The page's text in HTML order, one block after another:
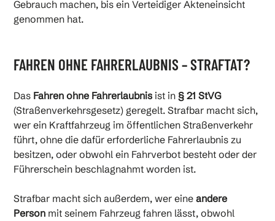
Gebrauch machen, bis ein Verteidiger Akteneinsicht
genommen hat.
FAHREN OHNE FAHRERLAUBNIS – STRAFTAT?
Das Fahren ohne Fahrerlaubnis ist in§ 21 StVG
(Straßenverkehrsgesetz) geregelt. Strafbar macht sich,
wer ein Kraftfahrzeug im öffentlichen Straßenverkehr
führt, ohne die dafür erforderliche Fahrerlaubnis zu
besitzen, oder obwohl ein Fahrverbot besteht oder der
Führerschein beschlagnahmt worden ist.
Strafbar macht sich außerdem, wer eineandere
Person mit seinem Fahrzeug fahren lässt, obwohl